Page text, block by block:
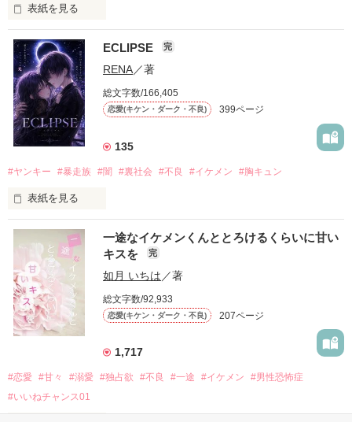
表紙を見る
「好きだったから、別れを選んだ。」
モテる人を好きになるのが怖かった。
だから私は、中学時代に大好きだった彼を自分から振った。
もう会うことはないと思っていたのに、
高校生になって再会した彼は、隣の学校で”王子様”と呼ばれる
他の女の子には冷たいのに
私にだけ昔と変わらない笑顔を向けてくる。
「澪ちゃん。」
それは止まっていた恋が再び動き始める合図──。
✨.ﾟ･*..☆.｡.:*✨.☆.｡.:. *:ﾟ✨.ﾟ･*..☆.｡.:*✨
冴木澪-SaekiMio
×
ECLIPSE 完
RENA／著
総文字数/166,405
恋愛(キケン・ダーク・不良) 399ページ
135
#ヤンキー #暴走族 #闇 #裏社会 #不良 #イケメン #胸キュン
表紙を見る
表紙画像はAIです
作品を読む
一途なイケメンくんととろけるくらいに甘い
キスを
完
如月 いちは ／著
総文字数/92,933
恋愛(キケン・ダーク・不良) 207ページ
1,717
#恋愛 #甘々 #溺愛 #独占欲 #不良 #一途 #イケメン
#男性恐怖症
#いいねチャンス01